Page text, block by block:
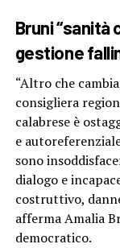
Bruni “sanità
gestione
“Altro che
consigliera
calabrese è
e
sono
dialogo e
costruttivo,
afferma Amalia
democratico.